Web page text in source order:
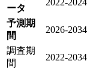
ータ
2022-2024
予測期
間
2026-2034
調査期
間
2022-2034